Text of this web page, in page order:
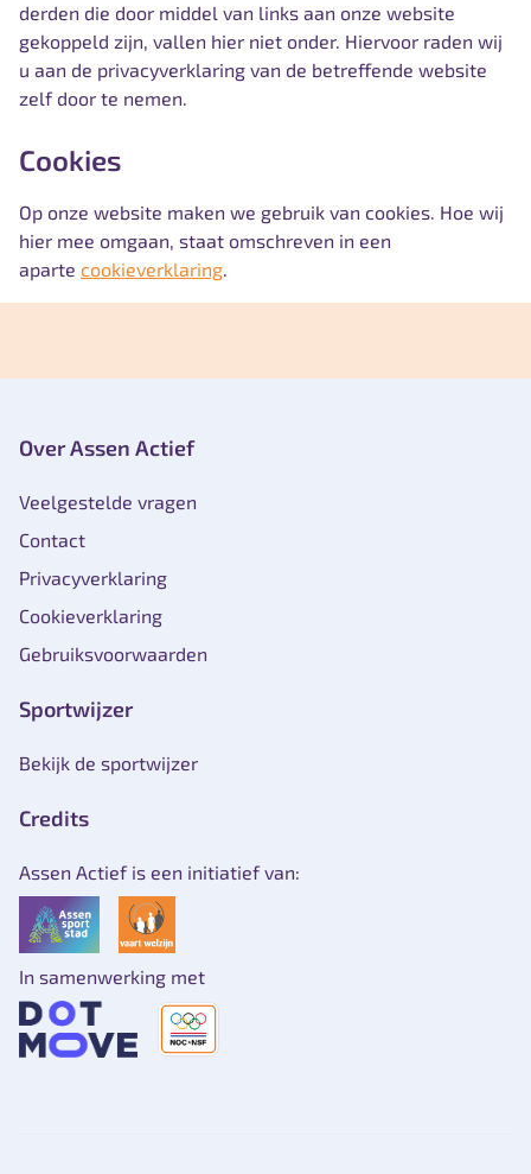
derden die door middel van links aan onze website
gekoppeld zijn, vallen hier niet onder. Hiervoor raden wij
u aan de privacyverklaring van de betreffende website
zelf door te nemen.
Cookies
Op onze website maken we gebruik van cookies. Hoe wij
hier mee omgaan, staat omschreven in een
aparte cookieverklaring.
Over Assen Actief
Veelgestelde vragen
Contact
Privacyverklaring
Cookieverklaring
Gebruiksvoorwaarden
Sportwijzer
Bekijk de sportwijzer
Credits
Assen Actief is een initiatief van:
In samenwerking met